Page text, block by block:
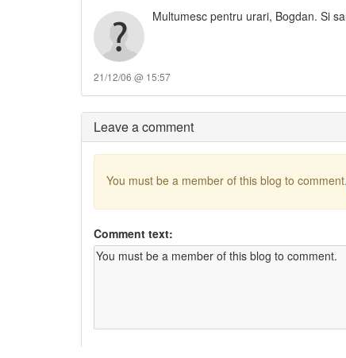
Multumesc pentru urari, Bogdan. Si
21/12/06 @ 15:57
Leave a comment
You must be a member of this blog to comment.
Comment text: